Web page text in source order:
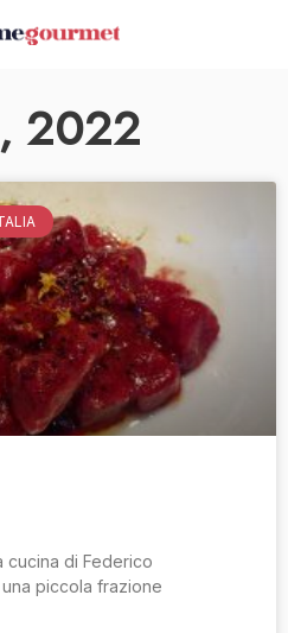
2022
cucina di Federico
piccola frazione